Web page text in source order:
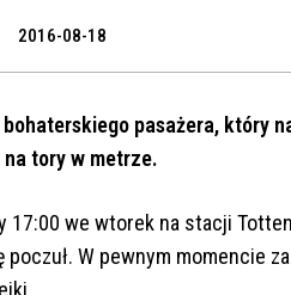
2016-08-18
pasażera, który
na tory w metrze.
17:00 we wtorek na stacji
W pewnym momencie